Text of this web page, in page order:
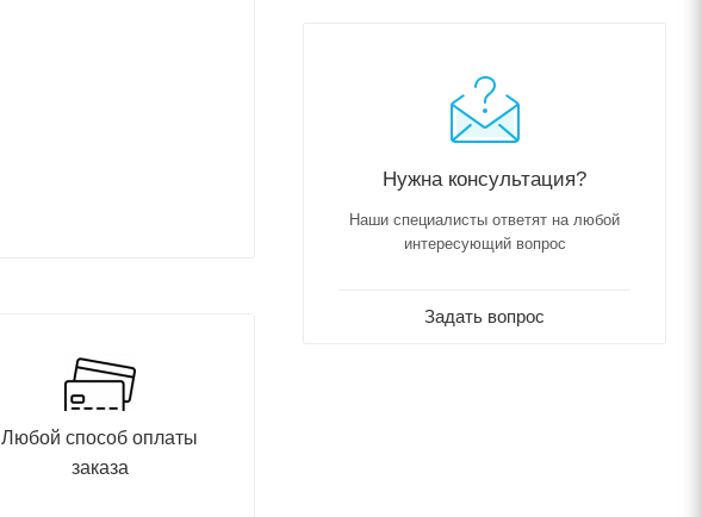
Любой способ оплаты
заказа
Нужна консультация?
Наши специалисты ответят на любой
интересующий вопрос
Задать вопрос